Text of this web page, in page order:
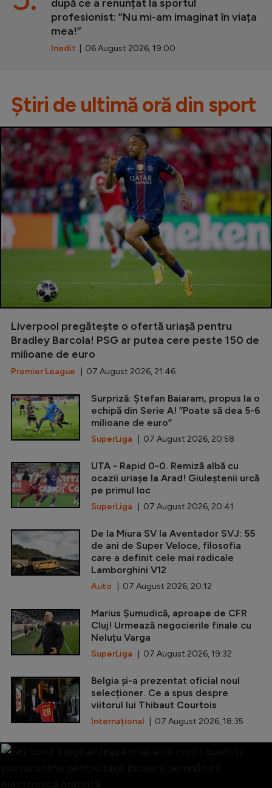
după ce a renunțat la sportul
profesionist: ”Nu mi-am imaginat în viața
mea!”
Inedit | 06 August 2026, 19:00
Știri de ultimă oră din sport
Liverpool pregătește o ofertă uriașă pentru
Bradley Barcola! PSG ar putea cere peste 150 de
milioane de euro
Premier League | 07 August 2026, 21:46
Surpriză: Ștefan Baiaram, propus la o
echipă din Serie A! ”Poate să dea 5-6
milioane de euro”
SuperLiga | 07 August 2026, 20:58
UTA - Rapid 0-0. Remiză albă cu
ocazii uriașe la Arad! Giuleștenii urcă
pe primul loc
SuperLiga | 07 August 2026, 20:41
De la Miura SV la Aventador SVJ: 55
de ani de Super Veloce, filosofia
care a definit cele mai radicale
Lamborghini V12
Auto | 07 August 2026, 20:12
Marius Șumudică, aproape de CFR
Cluj! Urmează negocierile finale cu
Neluțu Varga
SuperLiga | 07 August 2026, 19:32
Belgia și-a prezentat oficial noul
selecționer. Ce a spus despre
viitorul lui Thibaut Courtois
Internațional | 07 August 2026, 18:35